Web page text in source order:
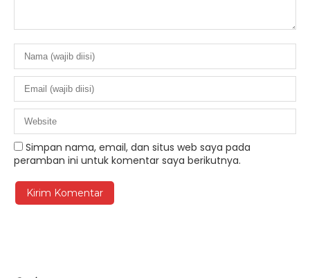
Simpan nama, email, dan situs web saya pada
peramban ini untuk komentar saya berikutnya.